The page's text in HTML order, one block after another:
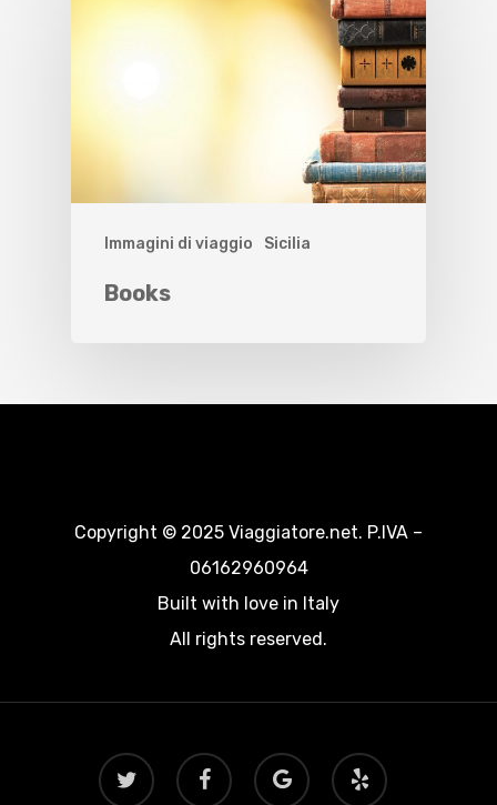
Immagini di viaggio Sicilia
Books
Copyright © 2025 Viaggiatore.net. P.IVA –
06162960964
Built with love in Italy
All rights reserved.
twitter facebook
google-
plus
yelp